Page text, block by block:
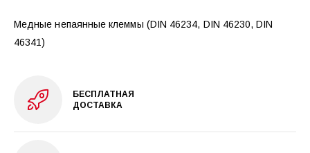
Медные непаянные клеммы (DIN 46234, DIN 46230, DIN
46341)
БЕСПЛАТНАЯ
ДОСТАВКА